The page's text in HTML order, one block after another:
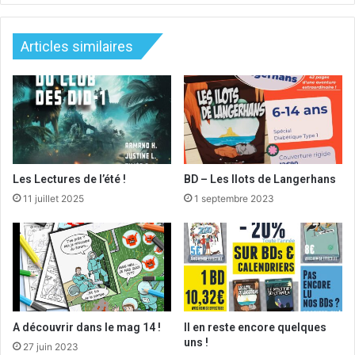
Articles similaires
Les Lectures de l’été !
11 juillet 2025
BD – Les Ilots de Langerhans
1 septembre 2023
A découvrir dans le mag 14 !
27 juin 2023
Il en reste encore quelques
uns !